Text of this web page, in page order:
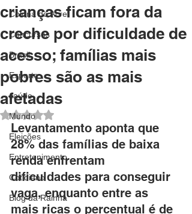
Coluna do Acre
Concursos
Brasil
Esporte
saúde
Mundo
Eleições
Entretenimento
Cotidiano
Blog da Rainha
crianças ficam fora da
creche por dificuldade de
acesso; famílias mais
pobres são as mais
afetadas
Avaliado com NaN de 5 estrelas.
Levantamento aponta que
28% das famílias de baixa
renda enfrentam
dificuldades para conseguir
vaga, enquanto entre as
mais ricas o percentual é de